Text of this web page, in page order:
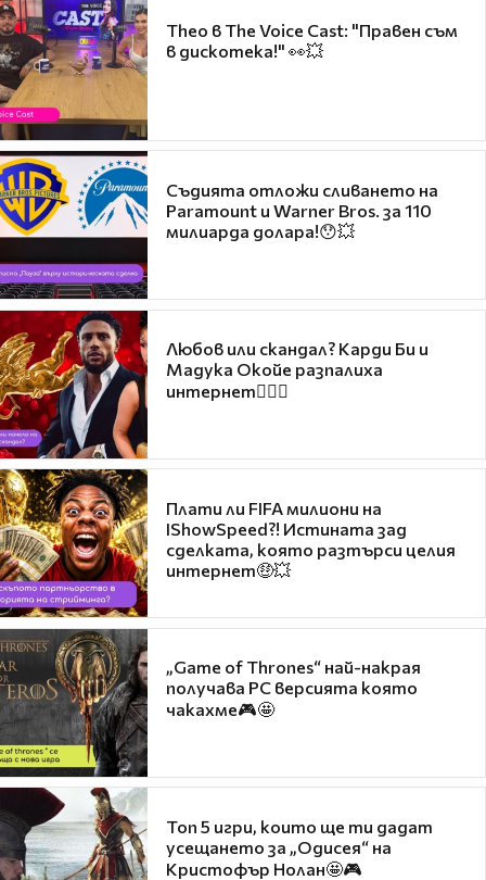
Theo в The Voice Cast: "Правен съм
в дискотека!" 👀💥
Съдията отложи сливането на
Paramount и Warner Bros. за 110
милиарда долара!😯💥
Любов или скандал? Карди Би и
Мадука Окойе разпалиха
интернет❤️‍🔥🔥
Плати ли FIFA милиони на
IShowSpeed?! Истината зад
сделката, която разтърси целия
интернет🤑💥
„Game of Thrones“ най-накрая
получава PC версията която
чакахме🎮🤩
Топ 5 игри, които ще ти дадат
усещането за „Одисея“ на
Кристофър Нолан🤩🎮